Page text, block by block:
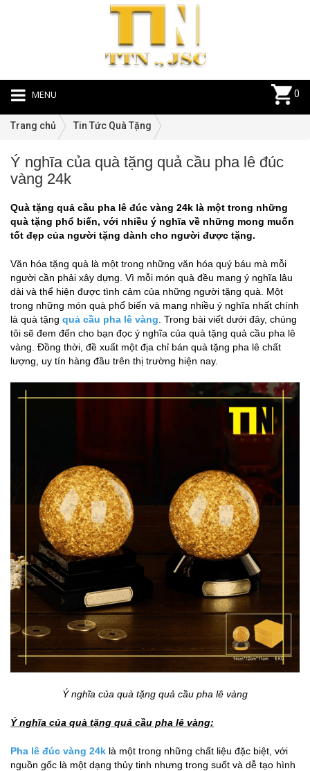
MENU 0
Trang chủ Tin Tức Quà Tặng
Ý nghĩa của quà tặng quả cầu pha lê đúc
vàng 24k
Quà tặng quả cầu pha lê đúc vàng 24k là một trong những
quà tặng phổ biến, với nhiều ý nghĩa về những mong muốn
tốt đẹp của người tặng dành cho người được tặng.
Văn hóa tặng quà là một trong những văn hóa quý báu mà mỗi
người cần phải xây dựng. Vì mỗi món quà đều mang ý nghĩa lâu
dài và thể hiện được tình cảm của những người tặng quà. Một
trong những món quà phổ biến và mang nhiều ý nghĩa nhất chính
là quà tặng quả cầu pha lê vàng . Trong bài viết dưới đây, chúng
tôi sẽ đem đến cho bạn đọc ý nghĩa của quà tặng quả cầu pha lê
vàng. Đồng thời, đề xuất một địa chỉ bán quà tặng pha lê chất
lượng, uy tín hàng đầu trên thị trường hiện nay.
Ý nghĩa của quà tặng quả cầu pha lê vàng
Ý nghĩa của quà tặng quả cầu pha lê vàng:
Pha lê đúc vàng 24k là một trong những chất liệu đặc biệt, với
nguồn gốc là một dạng thủy tinh nhưng trong suốt và dễ tạo hình